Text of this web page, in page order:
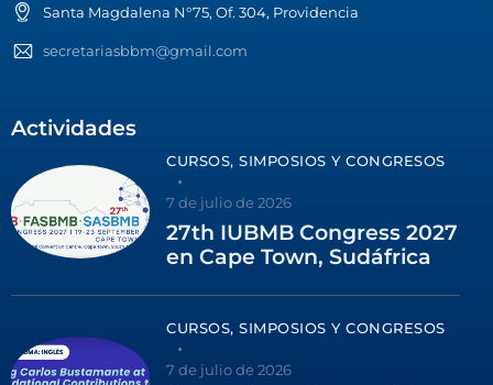
Santa Magdalena N°75, Of. 304, Providencia
secretariasbbm@gmail.com
Actividades
CURSOS, SIMPOSIOS Y CONGRESOS
7 de julio de 2026
27th IUBMB Congress 2027
en Cape Town, Sudáfrica
CURSOS, SIMPOSIOS Y CONGRESOS
7 de julio de 2026